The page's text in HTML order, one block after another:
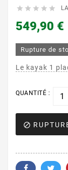
    
549,90 €
Rupture de
Le kayak 1
QUANTITÉ :
